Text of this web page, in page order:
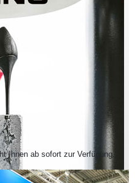
Ihnen ab sofort zur Verfügung.